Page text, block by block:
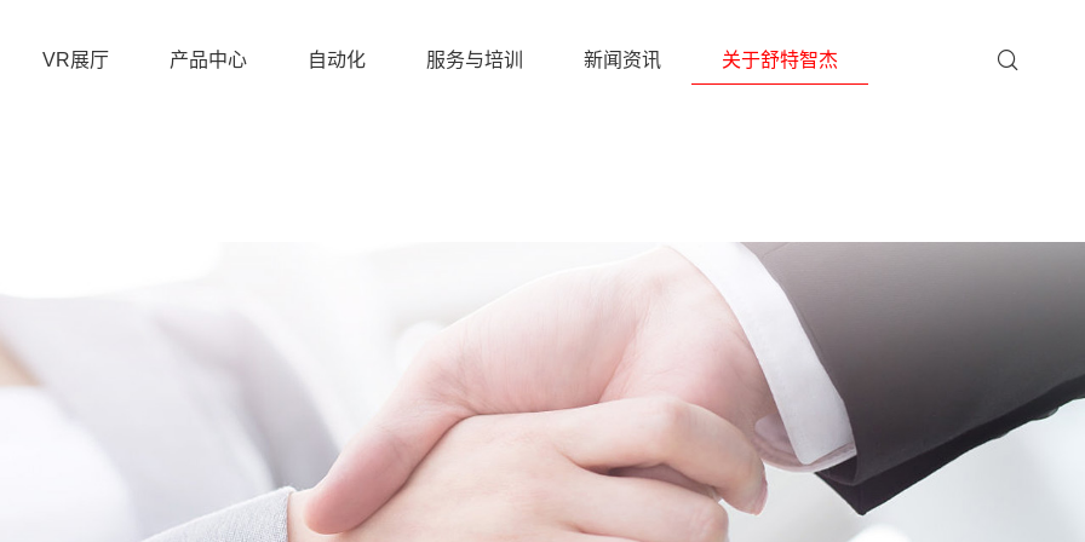
VR展厅 产品中心 自动化 服务与培训 新闻资讯 关于舒特智杰